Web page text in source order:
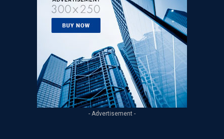
- Advertisement -